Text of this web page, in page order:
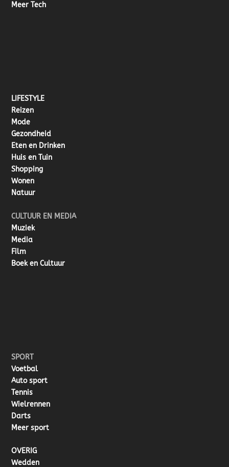
Meer Tech
LIFESTYLE
Reizen
Mode
Gezondheid
Eten en Drinken
Huis en Tuin
Shopping
Wonen
Natuur
CULTUUR EN MEDIA
Muziek
Media
Film
Boek en Cultuur
SPORT
Voetbal
Auto sport
Tennis
Wielrennen
Darts
Meer sport
OVERIG
Wedden